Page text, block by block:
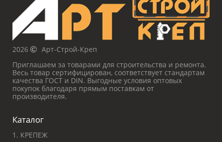
2026
Арт-Строй-Креп
Приглашаем за товарами для строительства и ремонта.
Весь товар сертифицирован, соответствует стандартам
качества ГОСТ и DIN. Выгодные условия оптовых
покупок благодаря прямым поставкам от
производителя.
Каталог
1. КРЕПЕЖ